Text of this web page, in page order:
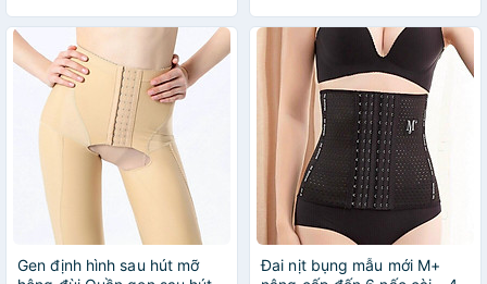
Gen định hình sau hút mỡ
Đai nịt bụng mẫu mới M+